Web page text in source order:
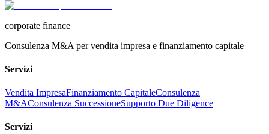
corporate finance
Consulenza M&A per vendita impresa e finanziamento capitale
Servizi
Vendita ImpresaFinanziamento CapitaleConsulenza
M&AConsulenza SuccessioneSupporto Due Diligence
Servizi